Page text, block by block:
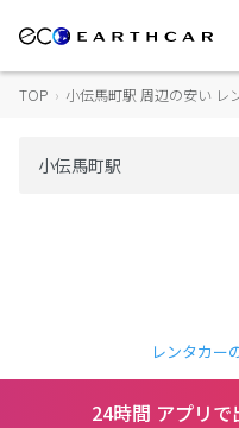
TOP › 小伝馬町駅 周辺の安い レ
レンタカー
24時間 アプリ